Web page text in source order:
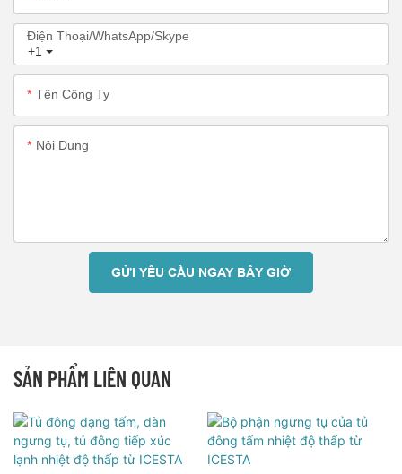
+1
Điện Thoại/WhatsApp/Skype
Tên Công Ty
Nội Dung
GỬI YÊU CẦU NGAY BÂY GIỜ
SẢN PHẨM LIÊN QUAN